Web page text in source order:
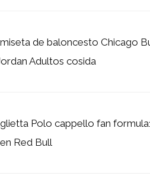
de baloncesto Chicago
Adultos cosida
Polo cappello fan
Red Bull